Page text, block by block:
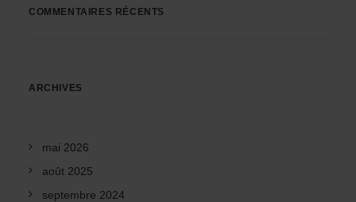
COMMENTAIRES RÉCENTS
ARCHIVES
mai 2026
août 2025
septembre 2024